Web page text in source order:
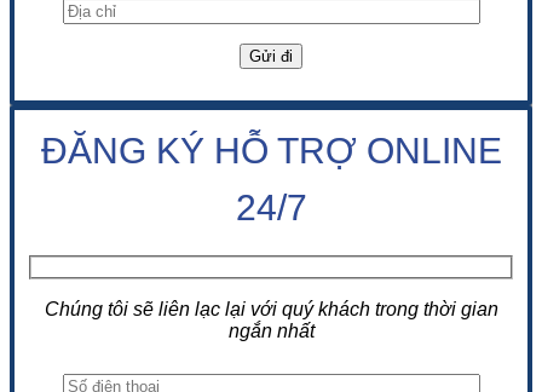
ĐĂNG KÝ HỖ TRỢ ONLINE
24/7
Chúng tôi sẽ liên lạc lại với quý khách trong thời gian
ngắn nhất